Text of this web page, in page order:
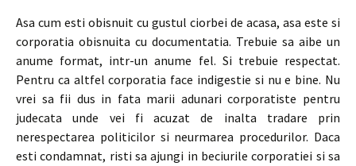
Asa cum esti obisnuit cu gustul ciorbei de acasa, asa este si
corporatia obisnuita cu documentatia. Trebuie sa aibe un
anume format, intr-un anume fel. Si trebuie respectat.
Pentru ca altfel corporatia face indigestie si nu e bine. Nu
vrei sa fii dus in fata marii adunari corporatiste pentru
judecata unde vei fi acuzat de inalta tradare prin
nerespectarea politicilor si neurmarea procedurilor. Daca
esti condamnat, risti sa ajungi in beciurile corporatiei si sa